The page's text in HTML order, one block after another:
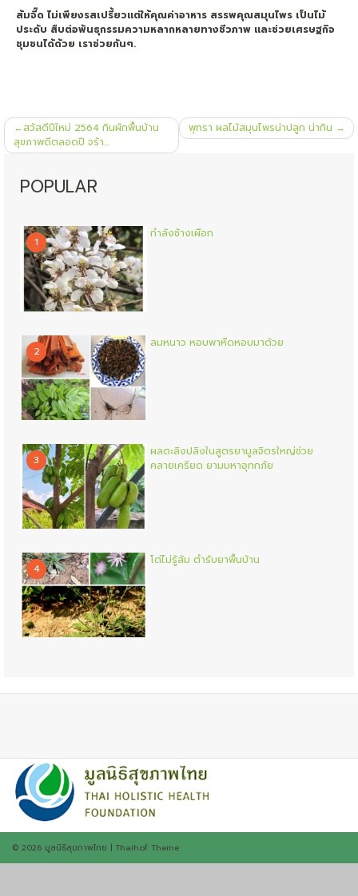
ส้มจี๊ด ไม่เพียงรสเปรี้ยวแต่ให้คุณค่าอาหาร สรรพคุณสมุนไพร เป็นไม้
ประดับ สืบต่อพันธุกรรมความหลากหลายทางชีวภาพ และช่วยเศรษฐกิจ
ชุมชนได้ด้วย เราช่วยกันๆ.
แนะแนว
เรื่อง
สวัสดีปีใหม่ 2564 กินผักพื้นบ้าน
สุขภาพดีตลอดปี จร้า…
พุทรา ผลไม้สมุนไพรน่าปลูก น่ากิน
POPULAR
1
กำลังช้างเผือก
2
ลมหนาว หอบพาหืดหอบมาด้วย
3
ผลตะลิงปลิงในสูตรยามูลจิตรใหญ่ช่วย
คลายเครียด ยามมหาอุทกภัย
4
โด่ไม่รู้ล้ม ตำรับยาพื้นบ้าน
© 2026 มูลนิธิสุขภาพไทย | Thaihof Theme